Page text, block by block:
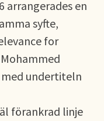
arrangerades en
syfte,
for
med undertiteln
förankrad linje